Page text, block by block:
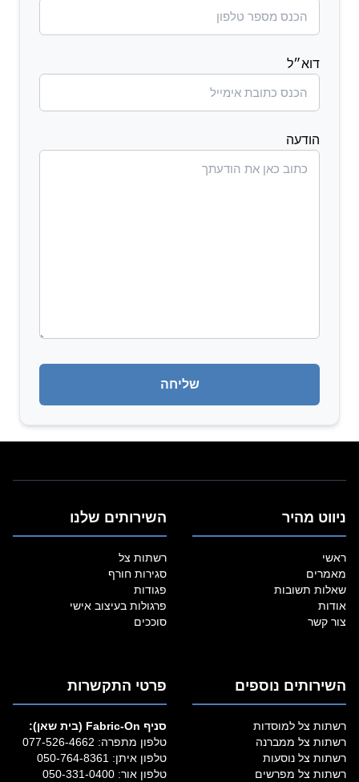
דוא״ל
הודעה
ניווט מהיר
ראשי
מאמרים
שאלות תשובות
אודות
צור קשר
השירותים שלנו
רשתות צל
סגירות חורף
פגודות
פרגולות בעיצוב אישי
סוככים
השירותים נוספים
רשתות צל למוסדות
רשתות צל ממברנה
רשתות צל נוסעות
רשתות צל מפרשים
פרטי התקשרות
סניף Fabric‑On (בית שאן):
טלפון מתפרה: 077-526-4662
טלפון איתן: 050-764-8361
טלפון אור: 050-331-0400